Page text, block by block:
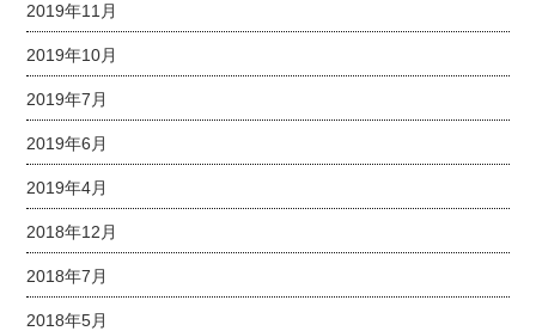
2019年11月
2019年10月
2019年7月
2019年6月
2019年4月
2018年12月
2018年7月
2018年5月